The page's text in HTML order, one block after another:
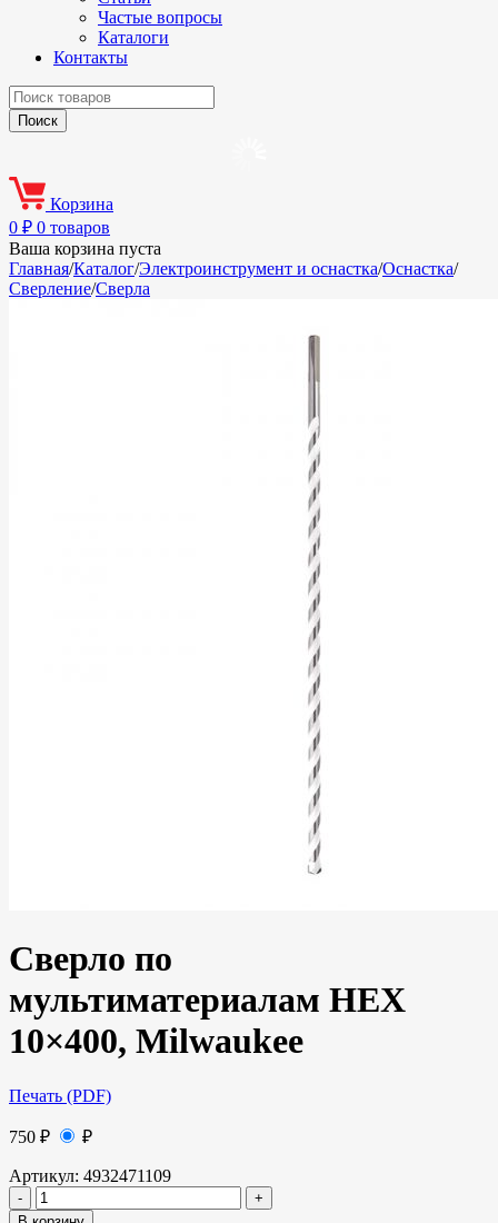
Частые вопросы
Каталоги
Контакты
Корзина
0 ₽ 0 товаров
Ваша корзина пуста
Главная/Каталог/Электроинструмент и оснастка/Оснастка/
Сверление/Сверла
Сверло по
мультиматериалам HEX
10×400, Milwaukee
Печать (PDF)
750 ₽ ₽
Артикул: 4932471109